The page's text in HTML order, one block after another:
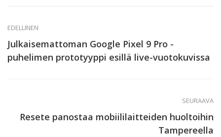
EDELLINEN
Julkaisemattoman Google Pixel 9 Pro -
puhelimen prototyyppi esillä live-vuotokuvissa
SEURAAVA
Resete panostaa mobiililaitteiden huoltoihin
Tampereella